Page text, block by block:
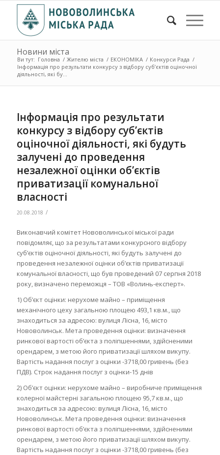
Новини міста
Ви тут: Головна / Жителю міста / ЕКОНОМІКА / Конкурси Рада /
Інформація про результати конкурсу з відбору суб’єктів оціночної
діяльності, які бу...
Інформація про результати
конкурсу з відбору суб’єктів
оціночної діяльності, які будуть
залучені до проведення
незалежної оцінки об’єктів
приватизації комунальної
власності
20.08.2018 /
Виконавчий комітет Нововолинської міської ради
повідомляє, що за результатами конкурсного відбору
суб’єктів оціночної діяльності, які будуть залучені до
проведення незалежної оцінки об’єктів приватизації
комунальної власності, що був проведений 07 серпня 2018
року, визначено переможця – ТОВ «Волинь-експерт».
1) Об’єкт оцінки: нерухоме майно – приміщення
механічного цеху загальною площею 493,1 кв.м., що
знаходиться за адресою: вулиця Лісна, 16, місто
Нововолинськ. Мета проведення оцінки: визначення
ринкової вартості об’єкта з поліпшеннями, здійсненими
орендарем, з метою його приватизації шляхом викупу.
Вартість надання послуг з оцінки -3718,00 гривень (без
ПДВ). Строк надання послуг з оцінки-15 днів
2) Об’єкт оцінки: нерухоме майно – виробниче приміщення
колерної майстерні загальною площею 95,7 кв.м., що
знаходиться за адресою: вулиця Лісна, 16, місто
Нововолинськ. Мета проведення оцінки: визначення
ринкової вартості об’єкта з поліпшеннями, здійсненими
орендарем, з метою його приватизації шляхом викупу.
Вартість надання послуг з оцінки -3718,00 гривень (без